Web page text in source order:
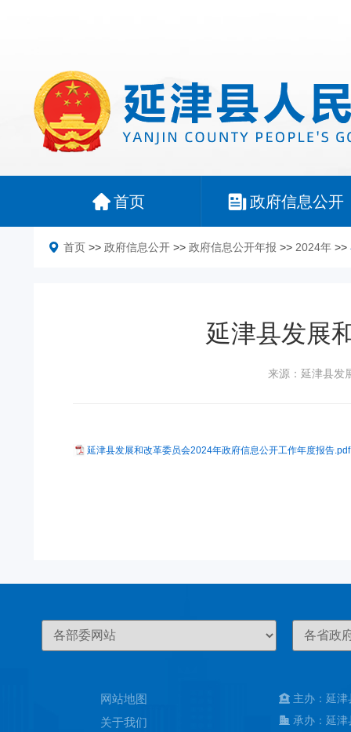
首页 政府信息公开
首页 >> 政府信息公开 >> 政府信息公开年报 >> 2024年 >>
延津县发展
来源：延津县发
延津县发展和改革委员会2024年政府信息公开工作年度报告.pdf
网站地图
关于我们
主办：延
承办：延